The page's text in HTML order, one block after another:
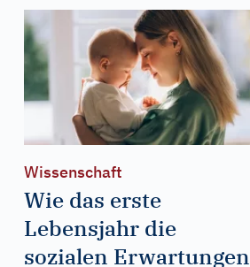
Wissenschaft
Wie das erste
Lebensjahr die
sozialen Erwartungen